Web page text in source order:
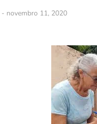
- novembro 11, 2020